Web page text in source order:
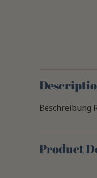
Beschreibung
Product